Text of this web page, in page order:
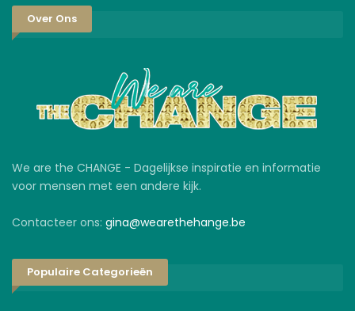
Over Ons
We are the CHANGE - Dagelijkse inspiratie en informatie
voor mensen met een andere kijk.
Contacteer ons: gina@wearethehange.be
Populaire Categorieën